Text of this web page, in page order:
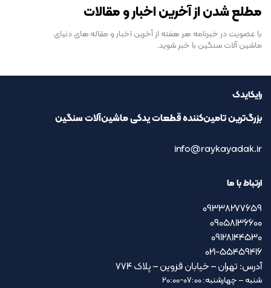
مطلع شدن از آخرین اخبار و مقالات
با عضویت در خبرنامه هر هفته از آخرین اخبار و مقاله های دنیای
ماشین آلات سنگین با خبر شوید.
رایکایدک
بزرگ‌ترین تامین‌کننده قطعات یدکی ماشین‌آلات سنگین
info@raykayadak.ir
ارتباط با ما
09338277659
09058136600
09128144530
021-55459416
آدرس: تهران – خیابان قزوین – پلاک ۷۷۴
شنبه – چهارشنبه: 07:00-20:00